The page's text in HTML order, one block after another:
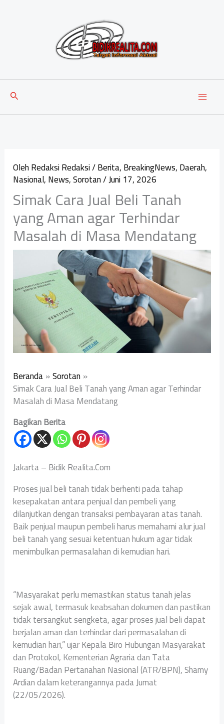
Cari
OlehRedaksi Redaksi/Berita,BreakingNews,Daerah,
Nasional,News,Sorotan/Juni 17, 2026
Simak Cara Jual Beli Tanah
yang Aman agar Terhindar
Masalah di Masa Mendatang
Beranda Sorotan
Simak Cara Jual Beli Tanah yang Aman agar Terhindar
Masalah di Masa Mendatang
Bagikan Berita
Jakarta – Bidik Realita.Com
Proses jual beli tanah tidak berhenti pada tahap
kesepakatan antara penjual dan pembeli yang
dilanjutkan dengan transaksi pembayaran atas tanah.
Baik penjual maupun pembeli harus memahami alur jual
beli tanah yang sesuai ketentuan hukum agar tidak
menimbulkan permasalahan di kemudian hari.
“Masyarakat perlu memastikan status tanah jelas
sejak awal, termasuk keabsahan dokumen dan pastikan
tidak tersangkut sengketa, agar proses jual beli dapat
berjalan aman dan terhindar dari permasalahan di
kemudian hari,” ujar Kepala Biro Hubungan Masyarakat
dan Protokol, Kementerian Agraria dan Tata
Ruang/Badan Pertanahan Nasional (ATR/BPN), Shamy
Ardian dalam keterangannya pada Jumat
(22/05/2026).